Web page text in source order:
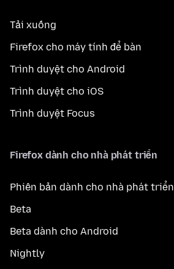
Tải xuống
Firefox cho máy tính để bàn
Trình duyệt cho Android
Trình duyệt cho iOS
Trình duyệt Focus
Firefox dành cho nhà phát triển
Phiên bản dành cho nhà phát triển
Beta
Beta dành cho Android
Nightly